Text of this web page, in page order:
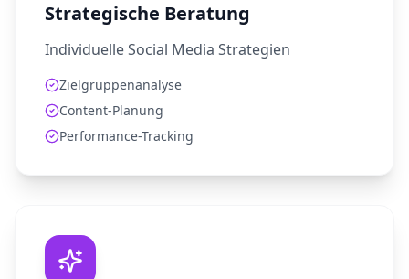
Strategische Beratung
Individuelle Social Media Strategien
Zielgruppenanalyse
Content-Planung
Performance-Tracking